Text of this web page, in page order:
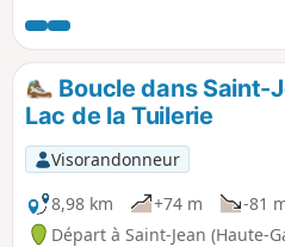
la chance, à proximité de
un peu de nature et de se
campagne. Il y a également la
prendre le train jusqu’à
couper la rando en deux en
côté ou de l’autre.
Boucle dans Saint-
Lac de la Tuilerie
Visorandonneur
8,98 km
+74 m -81
Départ à Saint-Jean (Haute-